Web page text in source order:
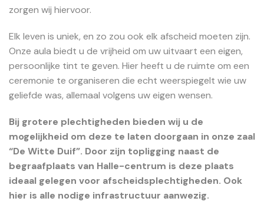
zorgen wij hiervoor.
Elk leven is uniek, en zo zou ook elk afscheid moeten zijn.
Onze aula biedt u de vrijheid om uw uitvaart een eigen,
persoonlijke tint te geven. Hier heeft u de ruimte om een
ceremonie te organiseren die echt weerspiegelt wie uw
geliefde was, allemaal volgens uw eigen wensen.
Bij grotere plechtigheden bieden wij u de
mogelijkheid om deze te laten doorgaan in onze zaal
“De Witte Duif”. Door zijn topligging naast de
begraafplaats van Halle-centrum is deze plaats
ideaal gelegen voor afscheidsplechtigheden. Ook
hier is alle nodige infrastructuur aanwezig.